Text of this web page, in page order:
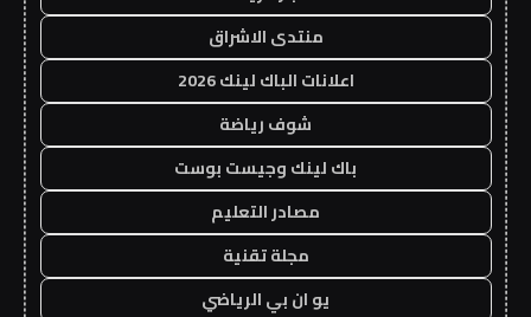
منتدى الاشراق
اعلانات الباك لينك 2026
شوف رياضة
باك لينك وجيست بوست
مصادر التعليم
مجلة تقنية
يو ان بي الرياضي